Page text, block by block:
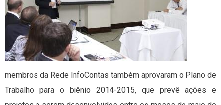
membros da Rede InfoContas também aprovaram o Plano de
Trabalho para o biênio 2014-2015, que prevê ações e